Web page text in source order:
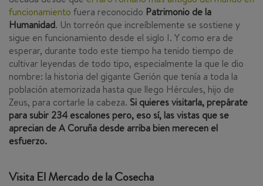
funcionamiento fuera reconocido Patrimonio de la
Humanidad. Un torreón que increíblemente se sostiene y
sigue en funcionamiento desde el siglo I. Y como era de
esperar, durante todo este tiempo ha tenido tiempo de
cultivar leyendas de todo tipo, especialmente la que le dio
nombre: la historia del gigante Gerión que tenía a toda la
población atemorizada hasta que llego Hércules, hijo de
Zeus, para cortarle la cabeza. Si quieres visitarla, prepárate
para subir 234 escalones pero, eso sí, las vistas que se
aprecian de A Coruña desde arriba bien merecen el
esfuerzo.
Visita El Mercado de la Cosecha